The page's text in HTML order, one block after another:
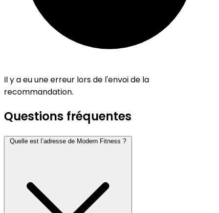
Il y a eu une erreur lors de l'envoi de la
recommandation.
Questions fréquentes
Quelle est l’adresse de Modern Fitness ?